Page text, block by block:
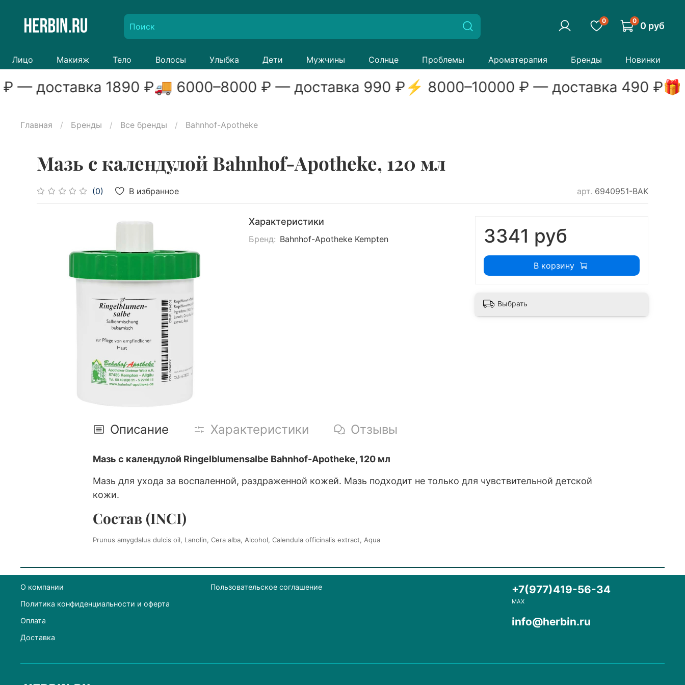
0 0 0 руб
Лицо Макияж Тело Волосы Улыбка Дети Мужчины Солнце Проблемы Ароматерапия Бренды Новинки
— доставка 1890₽🚚 6000–8000₽ — доставка 990₽⚡ 8000–10000₽ — доставка 490₽🎁
Главная Бренды Все бренды Bahnhof-Apotheke
Мазь с календулой Bahnhof-Apotheke, 120 мл
(0) В избранное арт. 6940951-BAK
Характеристики
Бренд: Bahnhof-Apotheke Kempten 3341 руб
В корзину
Выбрать
Описание Характеристики Отзывы
Мазь с календулой Ringelblumensalbe Bahnhof-Apotheke, 120 мл
Мазь для ухода за воспаленной, раздраженной кожей. Мазь подходит не только для чувствительной детской
кожи.
Состав (INCI)
Prunus amygdalus dulcis oil, Lanolin, Cera alba, Alcohol, Calendula officinalis extract, Aqua
О компании
Политика конфиденциальности и оферта
Оплата
Доставка
Пользовательское соглашение +7(977)419-56-34
MAX
info@herbin.ru